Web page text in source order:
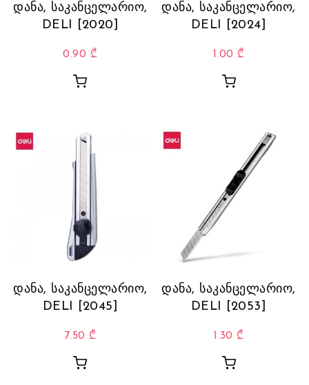
დანა, საკანცელარიო,
DELI [2020]
0.90 ₾
დანა, საკანცელარიო,
DELI [2024]
1.00 ₾
დანა, საკანცელარიო,
DELI [2045]
7.50 ₾
დანა, საკანცელარიო,
DELI [2053]
1.30 ₾